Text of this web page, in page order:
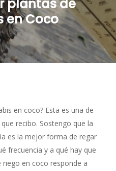
plantas de
en Coco
en coco? Esta es una de
recibo. Sostengo que la
es la mejor forma de regar
frecuencia y a qué hay que
riego en coco responde a